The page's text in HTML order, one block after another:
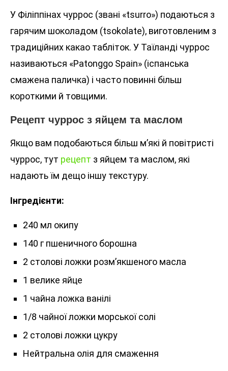
У Філіппінах чуррос (звані «tsurro») подаються з
гарячим шоколадом (tsokolate), виготовленим з
традиційних какао табліток. У Таїланді чуррос
називаються «Patonggo Spain» (іспанська
смажена паличка) і часто повинні більш
короткими й товщими.
Рецепт чуррос з яйцем та маслом
Якщо вам подобаються більш м’які й повітристі
чуррос, тут рецепт з яйцем та маслом, які
надають їм дещо іншу текстуру.
Інгредієнти:
240 мл окипу
140 г пшеничного борошна
2 столові ложки розм’якшеного масла
1 велике яйце
1 чайна ложка ванілі
1/8 чайної ложки морської солі
2 столові ложки цукру
Нейтральна олія для смаження